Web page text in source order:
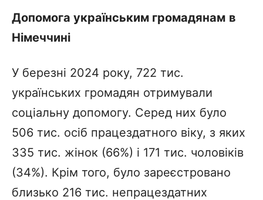
Допомога українським громадянам в
Німеччині
У березні 2024 року, 722 тис.
українських громадян отримували
соціальну допомогу. Серед них було
506 тис. осіб працездатного віку, з яких
335 тис. жінок (66%) і 171 тис. чоловіків
(34%). Крім того, було зареєстровано
близько 216 тис. непрацездатних